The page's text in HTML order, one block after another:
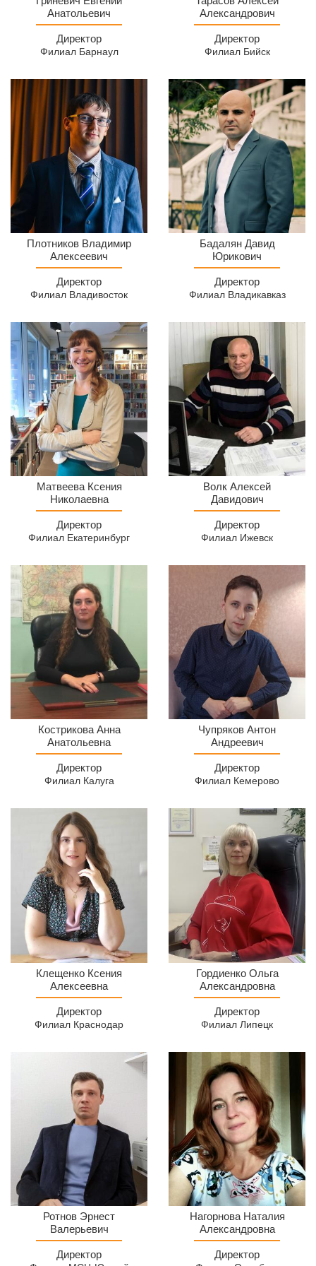
Филиал
Анатольевич
Директор
Филиал Барнаул
Алексей
Александрович
Александрович
Директор
Филиал Бийск
Директор
филиала
Владивостоке
Плотников Владимир
Алексеевич
Директор
Филиал Владивосток
Директор
Филиал
Владикавказ
Бадалян Давид
Юрикович
Директор
Филиал Владикавказ
Директор
Филиал
Екатеринбург
Матвеева Ксения
Николаевна
Директор
Филиал Екатеринбург
Директор
Филиал
Волк Алексей
Давидович
Директор
Филиал Ижевск
Директор
Филиал
Кострикова Анна
Анатольевна
Директор
Филиал Калуга
Чупряков
Андреевич
Кемерово
Чупряков Антон
Андреевич
Директор
Филиал Кемерово
Директор
Филиал
Краснодар
Клещенко Ксения
Алексеевна
Директор
Филиал Краснодар
Директор
филиала
Гордиенко Ольга
Александровна
Директор
Филиал Липецк
Ротнов
Валерьевич
Ротнов Эрнест
Валерьевич
Директор
Директор
Филиал
Оренбург
Нагорнова Наталия
Александровна
Директор